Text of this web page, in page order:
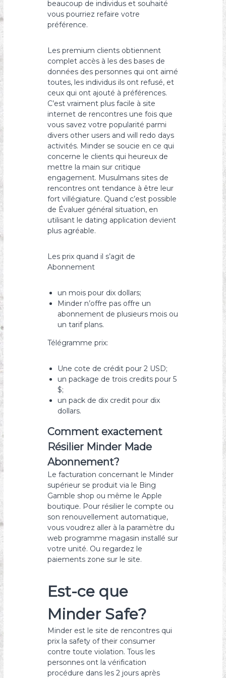
beaucoup de individus et souhaité
vous pourriez refaire votre
préférence.
Les premium clients obtiennent
complet accès à les des bases de
données des personnes qui ont aimé
toutes, les individus ils ont refusé, et
ceux qui ont ajouté à préférences.
C’est vraiment plus facile à site
internet de rencontres une fois que
vous savez votre popularité parmi
divers other users and will redo days
activités. Minder se soucie en ce qui
concerne le clients qui heureux de
mettre la main sur critique
engagement. Musulmans sites de
rencontres ont tendance à être leur
fort villégiature. Quand c’est possible
de Évaluer général situation, en
utilisant le dating application devient
plus agréable.
Les prix quand il s’agit de
Abonnement
un mois pour dix dollars;
Minder n’offre pas offre un
abonnement de plusieurs mois ou
un tarif plans.
Télégramme prix:
Une cote de crédit pour 2 USD;
un package de trois credits pour 5
$;
un pack de dix credit pour dix
dollars.
Comment exactement
Résilier Minder Made
Abonnement?
Le facturation concernant le Minder
supérieur se produit via le Bing
Gamble shop ou même le Apple
boutique. Pour résilier le compte ou
son renouvellement automatique,
vous voudrez aller à la paramètre du
web programme magasin installé sur
votre unité. Ou regardez le
paiements zone sur le site.
Est-ce que
Minder Safe?
Minder est le site de rencontres qui
prix la safety of their consumer
contre toute violation. Tous les
personnes ont la vérification
procédure dans les 2 jours après